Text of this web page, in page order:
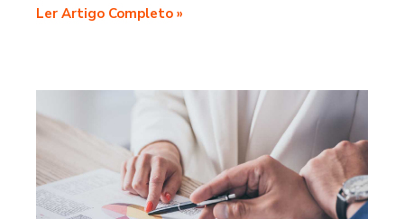
Ler Artigo Completo »